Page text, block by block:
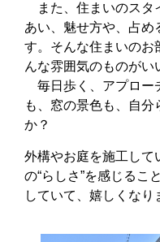
また、住まいのスタ
あい、魅せ方や、占め
す。そんな住まいのお
んな雰囲気のものがい
毎日歩く、アプロー
も、窓の景色も、自
か？
外構やお庭を施工して
の“らしさ”を感じるこ
していて、嬉しくなり